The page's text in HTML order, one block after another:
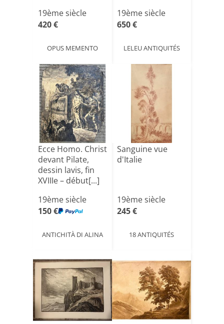
19ème siècle
420 €
OPUS MEMENTO
CAPIT[...]
19ème siècle
650 €
LELEU ANTIQUITÉS
Ecce Homo. Christ
devant Pilate,
dessin lavis, fin
XVIIIe – début[...]
19ème siècle
150 €
ANTICHITÀ DI ALINA
Sanguine vue
d'Italie
19ème siècle
245 €
18 ANTIQUITÉS